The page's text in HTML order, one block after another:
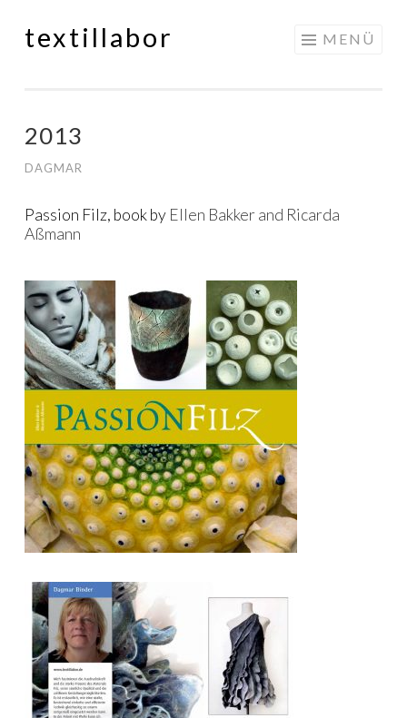
Springe
textillabor MENÜ
2013
DAGMAR
Passion Filz, book by Ellen Bakker and Ricarda
Aßmann